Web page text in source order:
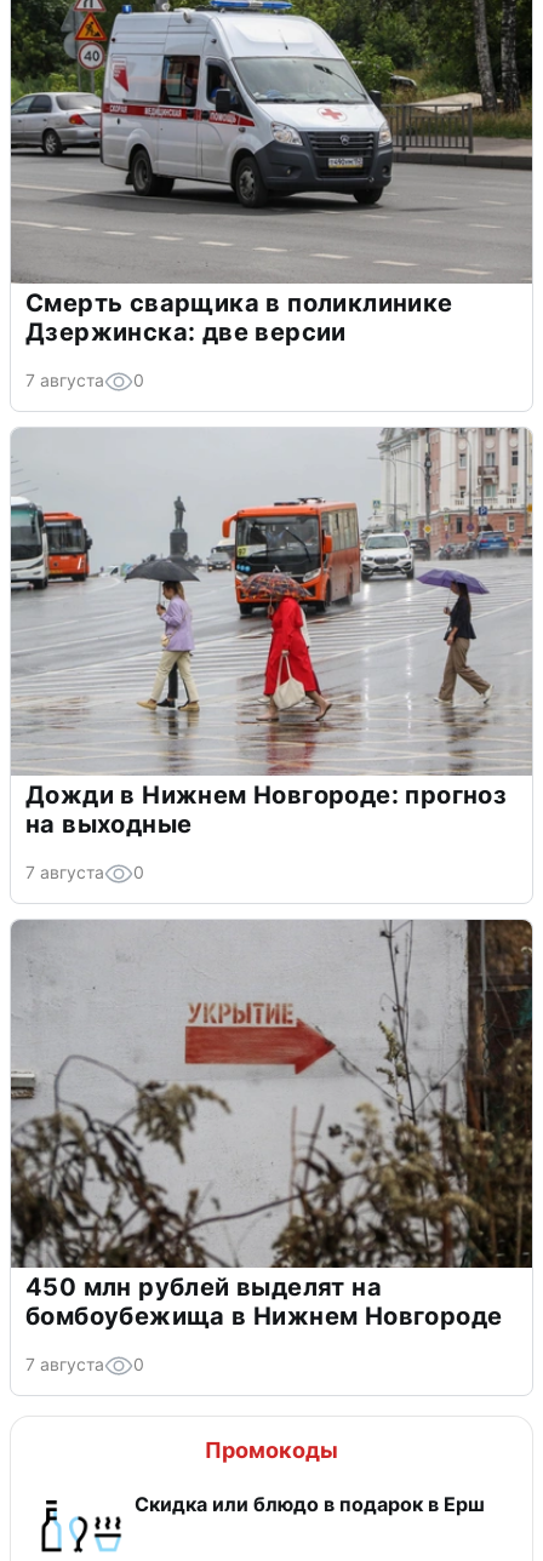
Смерть сварщика в поликлинике
Дзержинска: две версии
7 августа 0
Дожди в Нижнем Новгороде: прогноз
на выходные
7 августа 0
450 млн рублей выделят на
бомбоубежища в Нижнем Новгороде
7 августа 0
Промокоды
Скидка или блюдо в подарок в Ерш